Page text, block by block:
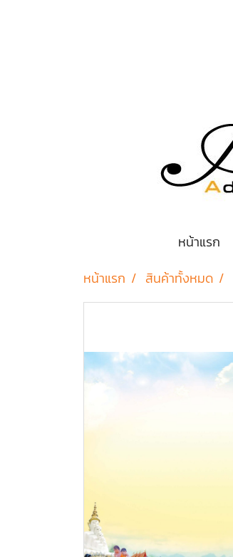
หน้าแรก
หน้าแรก
สินค้าทั้งหมด